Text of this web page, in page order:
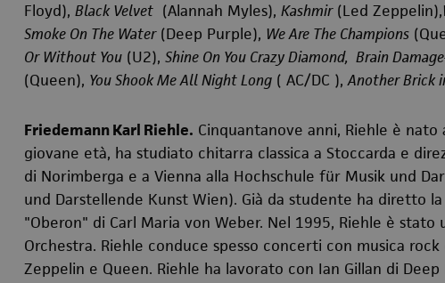
Floyd), Black Velvet(Alannah Myles), Kashmir(Led Zeppelin),
Smoke On The Water(Deep Purple), We Are The Champions
Or Without You(U2), Shine On You Crazy Diamond, Brain
(Queen), You Shook Me All Night Long( AC/DC ),Another Brick
Friedemann Karl Riehle. Cinquantanove anni, Riehle è nato
giovane età, ha studiato chitarra classica a Stoccarda e
di Norimberga e a Vienna alla Hochschule für Musik und
und Darstellende Kunst Wien). Già da studente ha diretto
"Oberon" di Carl Maria von Weber. Nel 1995, Riehle è
Orchestra. Riehle conduce spesso concerti con musica rock
Zeppelin e Queen. Riehle ha lavorato con Ian Gillan di Deep